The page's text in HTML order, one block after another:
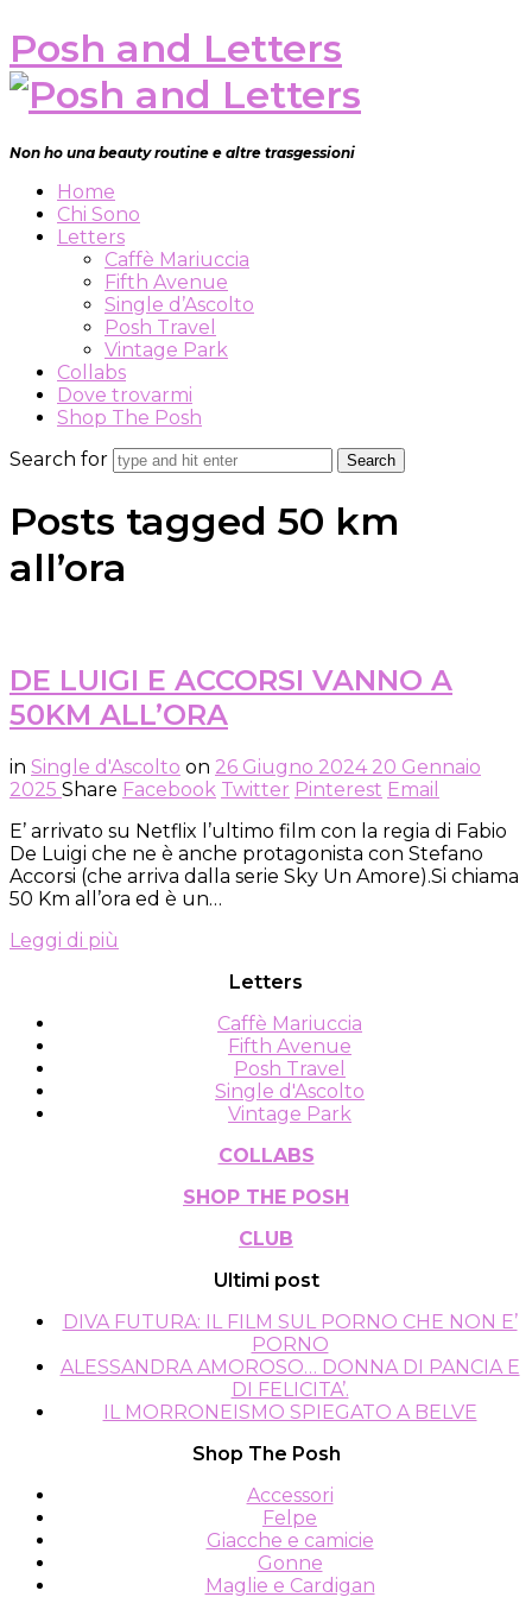
Posh and Letters
Non ho una beauty routine e altre trasgessioni
Home
Chi Sono
Letters
Caffè Mariuccia
Fifth Avenue
Single d’Ascolto
Posh Travel
Vintage Park
Collabs
Dove trovarmi
Shop The Posh
Search for
Posts tagged 50 km
all’ora
DE LUIGI E ACCORSI VANNO A
50KM ALL’ORA
in Single d'Ascolto on 26 Giugno 2024 20 Gennaio
2025 Share Facebook Twitter Pinterest Email
E’ arrivato su Netflix l’ultimo film con la regia di Fabio
De Luigi che ne è anche protagonista con Stefano
Accorsi (che arriva dalla serie Sky Un Amore).Si chiama
50 Km all’ora ed è un…
Leggi di più
Letters
Caffè Mariuccia
Fifth Avenue
Posh Travel
Single d'Ascolto
Vintage Park
COLLABS
SHOP THE POSH
CLUB
Ultimi post
DIVA FUTURA: IL FILM SUL PORNO CHE NON E’
PORNO
ALESSANDRA AMOROSO… DONNA DI PANCIA E
DI FELICITA’.
IL MORRONEISMO SPIEGATO A BELVE
Shop The Posh
Accessori
Felpe
Giacche e camicie
Gonne
Maglie e Cardigan